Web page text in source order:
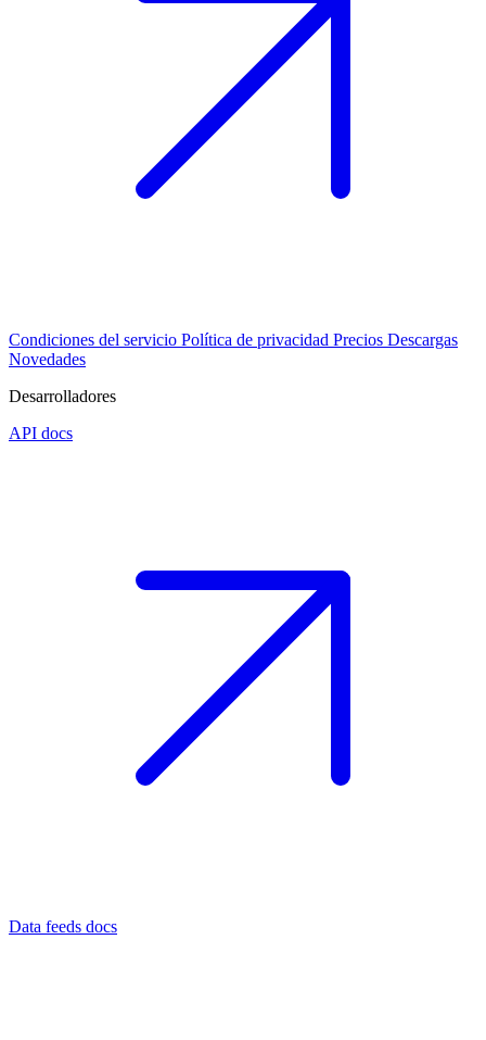
Condiciones del servicio Política de privacidad Precios Descargas
Novedades
Desarrolladores
API docs
Data feeds docs